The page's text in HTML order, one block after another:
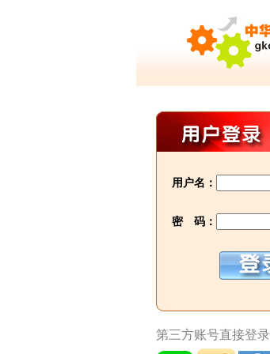
用户名：
密 码：
第三方账号直接登录